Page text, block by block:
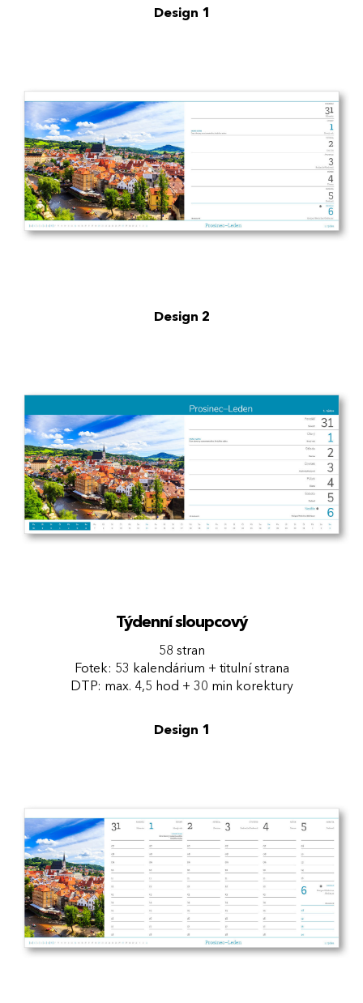
Design 1
Design 2
Týdenní sloupcový
58 stran
Fotek: 53 kalendárium + titulní strana
DTP: max. 4,5 hod + 30 min korektury
Design 1